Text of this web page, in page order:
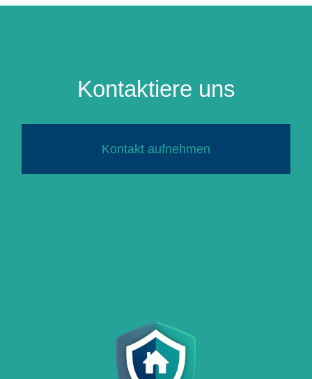
Kontaktiere uns
Kontakt aufnehmen